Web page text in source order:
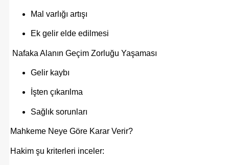
Mal varlığı artışı
Ek gelir elde edilmesi
Nafaka Alanın Geçim Zorluğu Yaşaması
Gelir kaybı
İşten çıkarılma
Sağlık sorunları
Mahkeme Neye Göre Karar Verir?
Hakim şu kriterleri inceler: